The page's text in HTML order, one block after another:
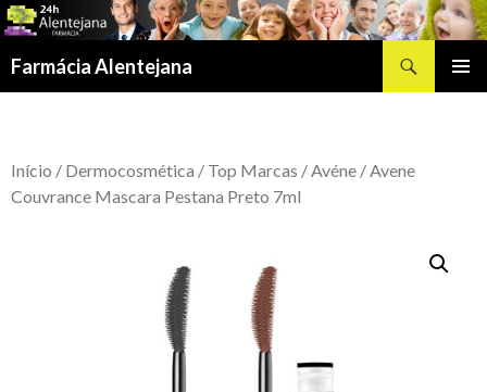
Farmácia Alentejana
Início / Dermocosmética / Top Marcas / Avéne / Avene
Couvrance Mascara Pestana Preto 7ml